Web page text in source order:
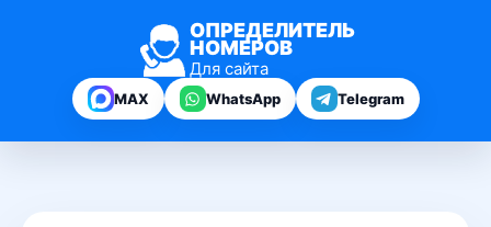
ОПРЕДЕЛИТЕЛЬ
НОМЕРОВ
Для сайта
MAX WhatsApp Telegram